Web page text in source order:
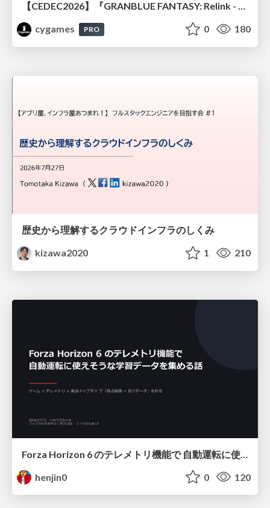
cygames
PRO 0 180
歴史から理解するクラウドインフラのしくみ
kizawa2020
1 210
henjin0
0 120